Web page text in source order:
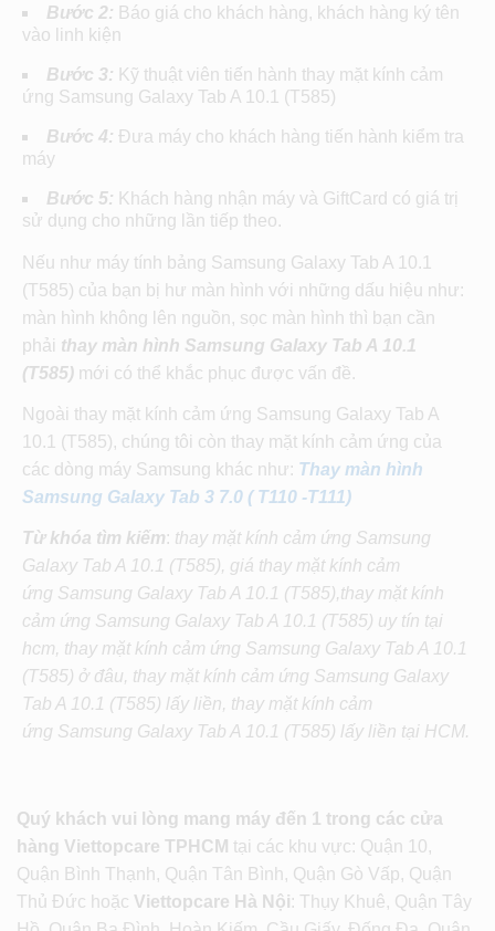
Bước 2: Báo giá cho khách hàng, khách hàng ký tên
vào linh kiện
Bước 3: Kỹ thuật viên tiến hành thay mặt kính cảm
ứng Samsung Galaxy Tab A 10.1 (T585)
Bước 4: Đưa máy cho khách hàng tiến hành kiểm tra
máy
Bước 5: Khách hàng nhận máy và GiftCard có giá trị
sử dụng cho những lần tiếp theo.
Nếu như máy tính bảng Samsung Galaxy Tab A 10.1
(T585) của bạn bị hư màn hình với những dấu hiệu như:
màn hình không lên nguồn, sọc màn hình thì bạn cần
phải thay màn hình Samsung Galaxy Tab A 10.1
(T585) mới có thể khắc phục được vấn đề.
Ngoài thay mặt kính cảm ứng Samsung Galaxy Tab A
10.1 (T585), chúng tôi còn thay mặt kính cảm ứng của
các dòng máy Samsung khác như: Thay màn hình
Samsung Galaxy Tab 3 7.0 ( T110 -T111)
Từ khóa tìm kiếm: thay mặt kính cảm ứng Samsung
Galaxy Tab A 10.1 (T585), giá thay mặt kính cảm
ứng Samsung Galaxy Tab A 10.1 (T585),thay mặt kính
cảm ứng Samsung Galaxy Tab A 10.1 (T585) uy tín tại
hcm, thay mặt kính cảm ứng Samsung Galaxy Tab A 10.1
(T585) ở đâu, thay mặt kính cảm ứng Samsung Galaxy
Tab A 10.1 (T585) lấy liền, thay mặt kính cảm
ứng Samsung Galaxy Tab A 10.1 (T585) lấy liền tại HCM.
Quý khách vui lòng mang máy đến 1 trong các cửa
hàng Viettopcare TPHCM tại các khu vực: Quận 10,
Quận Bình Thạnh, Quận Tân Bình, Quận Gò Vấp, Quận
Thủ Đức hoặc Viettopcare Hà Nội: Thụy Khuê, Quận Tây